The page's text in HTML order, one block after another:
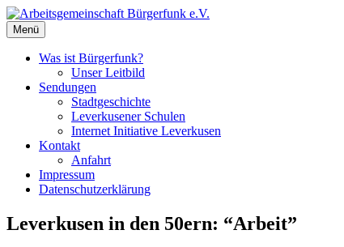
Zum
Inhalt
springen
Menü
Was ist Bürgerfunk?
Unser Leitbild
Sendungen
Stadtgeschichte
Leverkusener Schulen
Internet Initiative Leverkusen
Kontakt
Anfahrt
Impressum
Datenschutzerklärung
Leverkusen in den 50ern: “Arbeit”